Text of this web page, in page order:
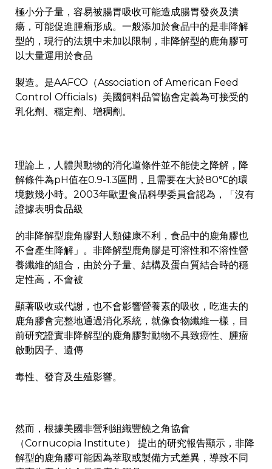
極小分子量，容易被腸胃吸收可能造成腸胃發炎及潰
瘍，可能促進腫瘤形成。一般添加於食品中的是非降解
型的，現行的法規中未加以限制，非降解型的鹿角膠可
以大量運用於食品
製造。是AAFCO（Association of American Feed
Control Officials）美國飼料品管協會定義為可接受的
乳化劑、穩定劑、增稠劑。
理論上，人體與動物的消化道條件並不能使之降解，降
解條件為pH值在0.9-1.3區間，且需要在大於80℃的環
境數幾小時。2003年歐盟食品科學委員會認為，「沒有
證據表明食品級
的非降解型鹿角膠對人類健康不利，食品中的鹿角膠也
不會產生降解」。非降解型鹿角膠是可溶性和不溶性營
養纖維的組合，由於分子量、結構及蛋白質結合時的穩
定性高，不會被
顯著吸收或代謝，也不會影響營養素的吸收，吃進去的
鹿角膠會完整地通過消化系統，就像食物纖維一樣，目
前研究證實非降解型的鹿角膠對動物不具致癌性、腫瘤
啟動因子、遺傳
毒性、發育及生殖影響。
然而，根據美國非營利組織豐饒之角協會
（Cornucopia Institute） 提出的研究報告顯示，非降
解型的鹿角膠可能因為萃取或製備方式差異，導致不同